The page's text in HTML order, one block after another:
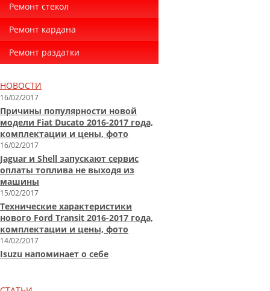
Ремонт стекол
Ремонт кардана
Ремонт раздатки
НОВОСТИ
16/02/2017
Причины популярности новой
модели Fiat Ducato 2016-2017 года,
комплектации и цены, фото
16/02/2017
Jaguar и Shell запускают сервис
оплаты топлива не выходя из
машины
15/02/2017
Технические характеристики
нового Ford Transit 2016-2017 года,
комплектации и цены, фото
14/02/2017
Isuzu напоминает о себе